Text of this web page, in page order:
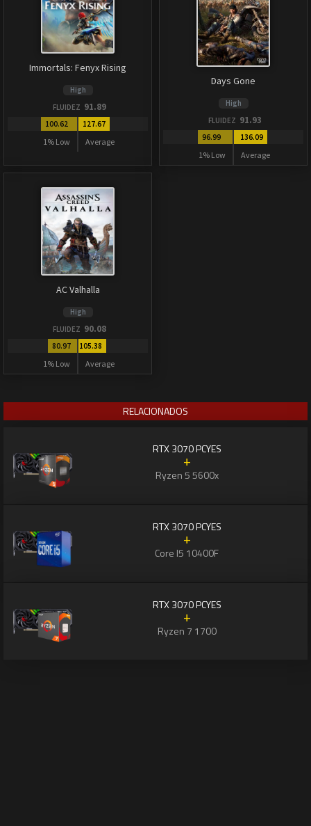
Immortals: Fenyx Rising
High
FLUIDEZ 91.89
100.62
1% Low
127.67
Average
Days Gone
High
FLUIDEZ 91.93
96.99
1% Low
136.09
Average
AC Valhalla
High
FLUIDEZ 90.08
80.97
1% Low
105.38
Average
RELACIONADOS
RTX 3070 PCYES
+
Ryzen 5 5600x
RTX 3070 PCYES
+
Core I5 10400F
RTX 3070 PCYES
+
Ryzen 7 1700